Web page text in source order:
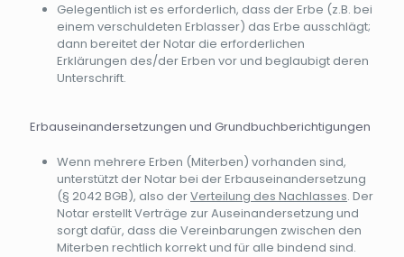
Gelegentlich ist es erforderlich, dass der Erbe (z.B. bei
einem verschuldeten Erblasser) das Erbe ausschlägt;
dann bereitet der Notar die erforderlichen
Erklärungen des/der Erben vor und beglaubigt deren
Unterschrift.
Erbauseinandersetzungen und Grundbuchberichtigungen
Wenn mehrere Erben (Miterben) vorhanden sind,
unterstützt der Notar bei der Erbauseinandersetzung
(§ 2042 BGB), also derVerteilung des Nachlasses. Der
Notar erstellt Verträge zur Auseinandersetzung und
sorgt dafür, dass die Vereinbarungen zwischen den
Miterben rechtlich korrekt und für alle bindend sind.